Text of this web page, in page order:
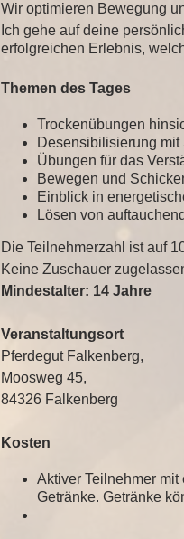
Wir optimieren Bewegung
Ich gehe auf deine
erfolgreichen Erlebnis,
Themen des Tages
Trockenübungen
Desensibilisierung
Übungen für das
Bewegen und
Einblick in
Lösen von
Die Teilnehmerzahl ist auf
Keine Zuschauer
Mindestalter: 14 Jahre
Veranstaltungsort
Pferdegut Falkenberg,
Moosweg 45,
84326 Falkenberg
Kosten
Aktiver Teilnehmer
Getränke. Getränke